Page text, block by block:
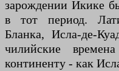
зарождении Икике
в тот период.
Бланка, Исла-де-
чилийские
континенту - как